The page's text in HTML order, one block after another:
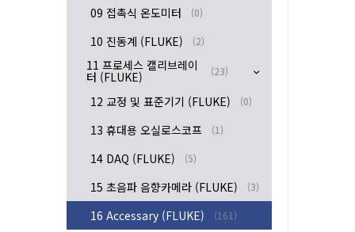
09 접촉식 온도미터 (0)
10 진동계 (FLUKE) (2)
11 프로세스 캘리브레이
터 (FLUKE) (23)
12 교정 및 표준기기 (FLUKE) (0)
13 휴대용 오실로스코프 (1)
14 DAQ (FLUKE) (5)
15 초음파 음향카메라 (FLUKE) (3)
16 Accessary (FLUKE) (161)